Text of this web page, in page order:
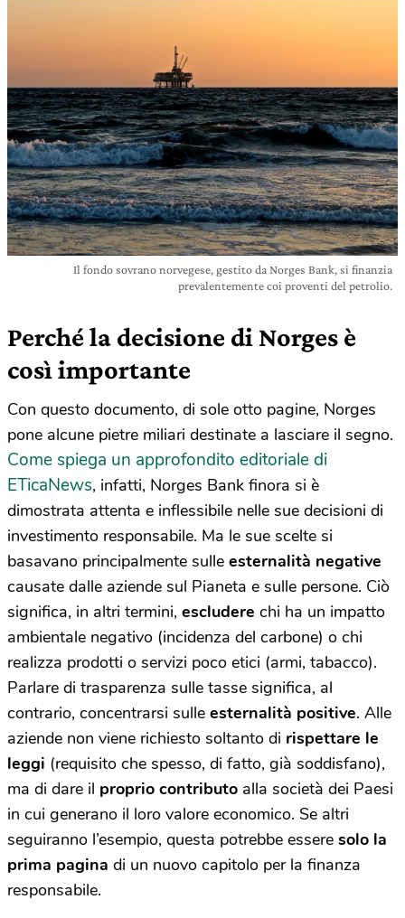
Il fondo sovrano norvegese, gestito da Norges Bank, si finanzia
prevalentemente coi proventi del petrolio.
Perché la decisione di Norges è
così importante
Con questo documento, di sole otto pagine, Norges
pone alcune pietre miliari destinate a lasciare il segno.
Come spiega un approfondito editoriale di
ETicaNews, infatti, Norges Bank finora si è
dimostrata attenta e inflessibile nelle sue decisioni di
investimento responsabile. Ma le sue scelte si
basavano principalmente sulle esternalità negative
causate dalle aziende sul Pianeta e sulle persone. Ciò
significa, in altri termini, escludere chi ha un impatto
ambientale negativo (incidenza del carbone) o chi
realizza prodotti o servizi poco etici (armi, tabacco).
Parlare di trasparenza sulle tasse significa, al
contrario, concentrarsi sulle esternalità positive. Alle
aziende non viene richiesto soltanto di rispettare le
leggi (requisito che spesso, di fatto, già soddisfano),
ma di dare il proprio contributo alla società dei Paesi
in cui generano il loro valore economico. Se altri
seguiranno l’esempio, questa potrebbe essere solo la
prima pagina di un nuovo capitolo per la finanza
responsabile.